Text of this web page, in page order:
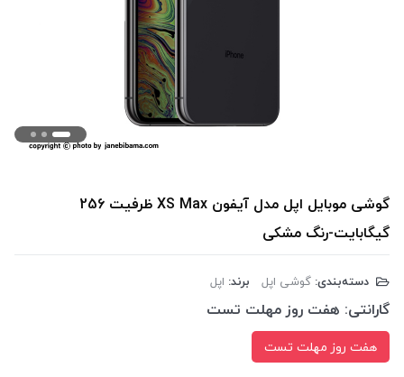
گوشی موبایل اپل مدل آیفون XS Max ظرفیت 256
گیگابایت-رنگ مشکی
دسته‌بندی: گوشی اپل برند: اپل
گارانتی: هفت روز مهلت تست
هفت روز مهلت تست